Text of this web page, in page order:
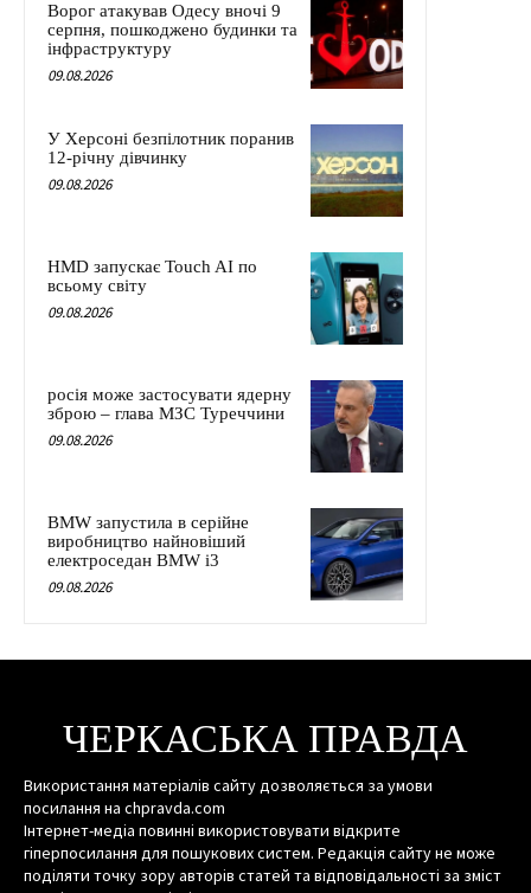
Ворог атакував Одесу вночі 9
серпня, пошкоджено будинки та
інфраструктуру
09.08.2026
У Херсоні безпілотник поранив
12-річну дівчинку
09.08.2026
HMD запускає Touch AI по
всьому світу
09.08.2026
росія може застосувати ядерну
зброю – глава МЗС Туреччини
09.08.2026
BMW запустила в серійне
виробництво найновіший
електроседан BMW i3
09.08.2026
ЧЕРКАСЬКА ПРАВДА
Використання матеріалів сайту дозволяється за умови
посилання на chpravda.com
Інтернет-медіа повинні використовувати відкрите
гіперпосилання для пошукових систем. Редакція сайту не може
поділяти точку зору авторів статей та відповідальності за зміст